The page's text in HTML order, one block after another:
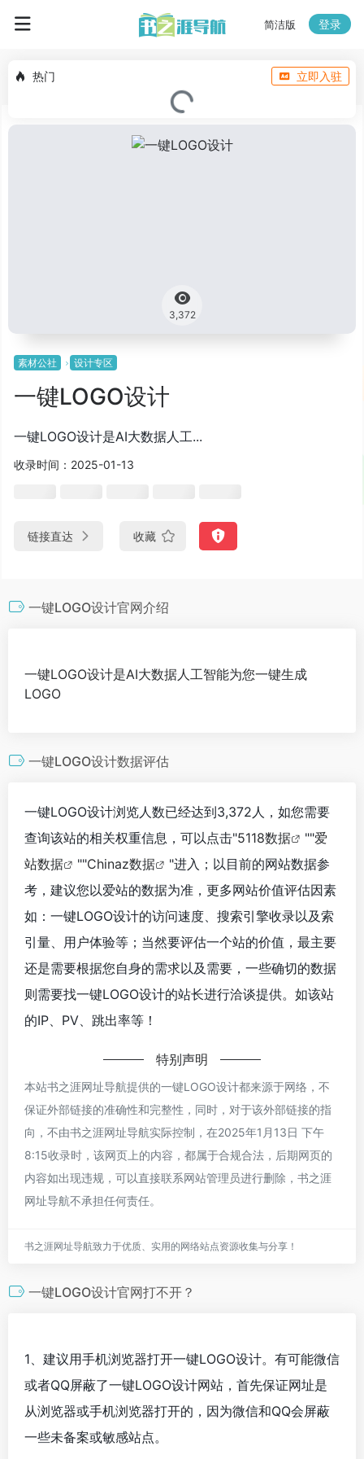
简洁版 登录
热门 立即入驻
3,372
素材公社 设计专区
一键LOGO设计
一键LOGO设计是AI大数据人工...
收录时间：2025-01-13
链接直达 收藏
一键LOGO设计官网介绍
一键LOGO设计是AI大数据人工智能为您一键生成
LOGO
一键LOGO设计数据评估
一键LOGO设计浏览人数已经达到3,372人，如您需要
查询该站的相关权重信息，可以点击"5118数据 ""爱
站数据
""Chinaz数据
"进入；以目前的网站数据参
考，建议您以爱站的数据为准，更多网站价值评估因素
如：一键LOGO设计的访问速度、搜索引擎收录以及索
引量、用户体验等；当然要评估一个站的价值，最主要
还是需要根据您自身的需求以及需要，一些确切的数据
则需要找一键LOGO设计的站长进行洽谈提供。如该站
的IP、PV、跳出率等！
特别声明
本站书之涯网址导航提供的一键LOGO设计都来源于网络，不
保证外部链接的准确性和完整性，同时，对于该外部链接的指
向，不由书之涯网址导航实际控制，在2025年1月13日 下午
8:15收录时，该网页上的内容，都属于合规合法，后期网页的
内容如出现违规，可以直接联系网站管理员进行删除，书之涯
网址导航不承担任何责任。
书之涯网址导航致力于优质、实用的网络站点资源收集与分享！
一键LOGO设计官网打不开？
1、建议用手机浏览器打开一键LOGO设计。有可能微信
或者QQ屏蔽了一键LOGO设计网站，首先保证网址是
从浏览器或手机浏览器打开的，因为微信和QQ会屏蔽
一些未备案或敏感站点。